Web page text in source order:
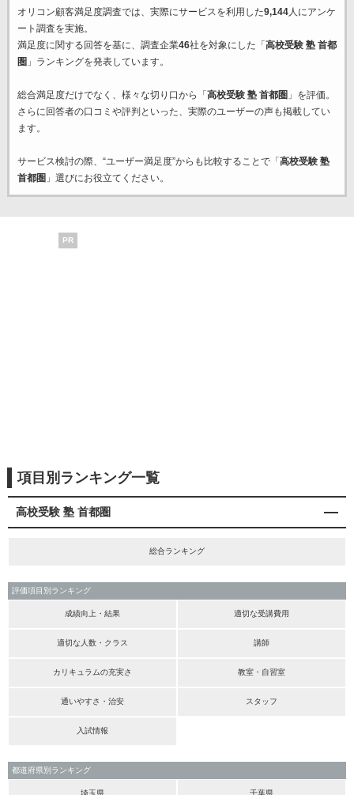
オリコン顧客満足度調査では、実際にサービスを利用した9,144人にアンケ
ート調査を実施。
満足度に関する回答を基に、調査企業46社を対象にした「 高校受験 塾 首都
圏 」ランキングを発表しています。
総合満足度だけでなく、様々な切り口から「 高校受験 塾 首都圏 」を評価。
さらに回答者の口コミや評判といった、実際のユーザーの声も掲載してい
ます。
サービス検討の際、“ユーザー満足度”からも比較することで「 高校受験 塾
首都圏 」選びにお役立てください。
PR
項目別ランキング一覧
高校受験 塾 首都圏
総合ランキング
評価項目別ランキング
成績向上・結果 適切な受講費用
適切な人数・クラス 講師
カリキュラムの充実さ 教室・自習室
通いやすさ・治安 スタッフ
入試情報
都道府県別ランキング
埼玉県 千葉県